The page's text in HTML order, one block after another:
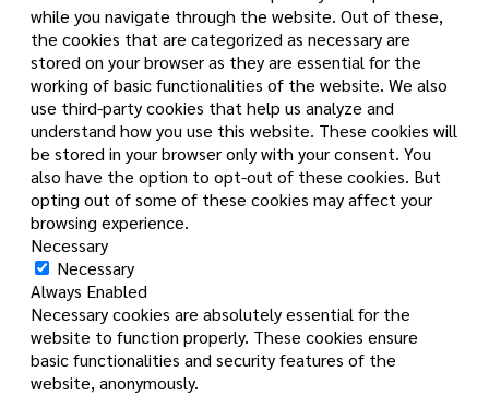
while you navigate through the website. Out of these,
the cookies that are categorized as necessary are
stored on your browser as they are essential for the
working of basic functionalities of the website. We also
use third-party cookies that help us analyze and
understand how you use this website. These cookies will
be stored in your browser only with your consent. You
also have the option to opt-out of these cookies. But
opting out of some of these cookies may affect your
browsing experience.
Necessary
Necessary
Always Enabled
Necessary cookies are absolutely essential for the
website to function properly. These cookies ensure
basic functionalities and security features of the
website, anonymously.